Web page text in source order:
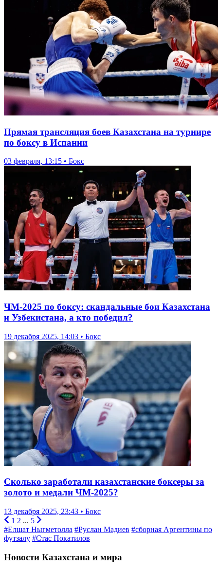
Прямая трансляция боев Казахстана на турнире
по боксу в Испании
03 февраля, 13:15 • Бокс
ЧМ-2025 по боксу: скандальные бои Казахстана
и Узбекистана, а кто победил?
19 декабря 2025, 14:03 • Бокс
Сколько заработали казахстанские боксеры за
золото и медали ЧМ-2025?
13 декабря 2025, 23:43 • Бокс
1 2 ... 5
#Елшат Ныгметолла #Руслан Мадиев #сборная Аргентины по
футзалу #Стас Покатилов
Новости Казахстана и мира